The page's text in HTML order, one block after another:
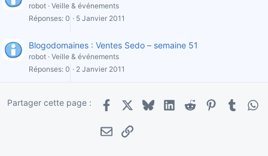
robot Veille & événements
Réponses 0 5 Janvier 2011
Blogodomaines : Ventes Sedo – semaine 51
robot Veille & événements
Réponses 0 2 Janvier 2011
Partager cette page :
Facebook
X BlueskyLinkedInRedditPinterestTumblr
E-mailLien